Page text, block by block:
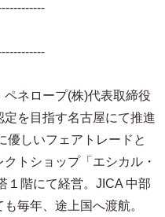
ネロープ(株)代表取締役
を目指す名古屋にて推進
優しいフェアトレードと
トショップ「エシカル・
１階にて経営。JICA 中部
毎年、途上国へ渡航。